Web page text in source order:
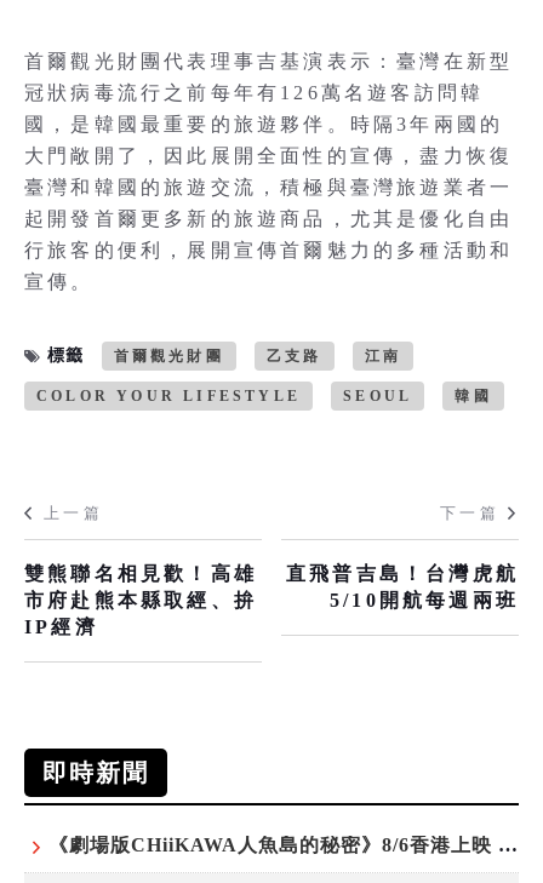
首爾觀光財團代表理事吉基演表示：臺灣在新型
冠狀病毒流行之前每年有126萬名遊客訪問韓
國，是韓國最重要的旅遊夥伴。時隔3年兩國的
大門敞開了，因此展開全面性的宣傳，盡力恢復
臺灣和韓國的旅遊交流，積極與臺灣旅遊業者一
起開發首爾更多新的旅遊商品，尤其是優化自由
行旅客的便利，展開宣傳首爾魅力的多種活動和
宣傳。
標籤 首爾觀光財團 乙支路 江南
COLOR YOUR LIFESTYLE SEOUL 韓國
上一篇
雙熊聯名相見歡！高雄
市府赴熊本縣取經、拚
IP經濟
下一篇
直飛普吉島！台灣虎航
5/10開航每週兩班
即時新聞
《劇場版CHiiKAWA人魚島的秘密》8/6香港上映 天星小輪變身吉伊卡哇主題渡輪乘風啟航